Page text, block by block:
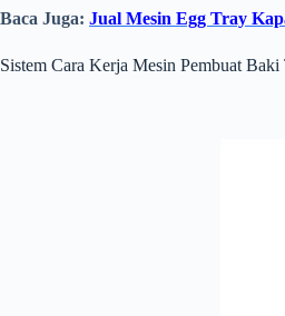
Baca Juga: Jual Mesin Egg Tray
Sistem Cara Kerja Mesin Pembuat Baki